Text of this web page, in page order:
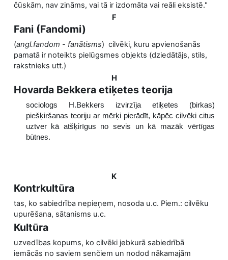
čūskām, nav zināms, vai tā ir izdomāta vai reāli eksistē."
F
Fani (Fandomi)
(angl.fandom - fanātisms) cilvēki, kuru apvienošanās
pamatā ir noteikts pielūgsmes objekts (dziedātājs, stils,
rakstnieks utt.)
H
Hovarda Bekkera etiķetes teorija
sociologs H.Bekkers izvirzīja etiķetes (birkas)
piešķiršanas teoriju ar mērķi pierādīt, kāpēc cilvēki citus
uztver kā atšķirīgus no sevis un kā mazāk vērtīgas
būtnes.
K
Kontrkultūra
tas, ko sabiedrība nepieņem, nosoda u.c. Piem.: cilvēku
upurēšana, sātanisms u.c.
Kultūra
uzvedības kopums, ko cilvēki jebkurā sabiedrībā
iemācās no saviem senčiem un nodod nākamajām